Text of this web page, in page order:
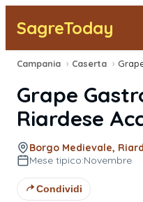
SagreToday
Segnala una sagra
Tutte le Sagre
Vicino a Me
Campania › Caserta ›
Grape
Riardese
Borgo Medievale,
Mese tipico:Novembre
Condividi